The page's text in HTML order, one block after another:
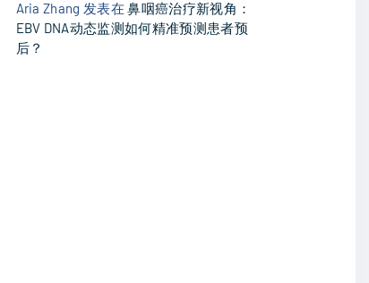
Aria Zhang 发表在 鼻咽癌治疗新视角：
EBV DNA动态监测如何精准预测患者预
后？